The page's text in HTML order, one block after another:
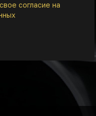
свое согласие на